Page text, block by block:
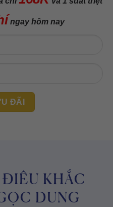
ngay hôm nay
KHẮC
DUNG